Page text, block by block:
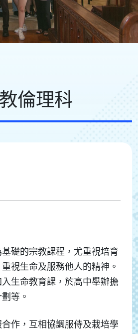
倫理科
礎的宗教課程，尤重視培育
視生命及服務他人的精神。
生命教育課，於高中舉辦擔
等。
作，互相協調服侍及栽培學